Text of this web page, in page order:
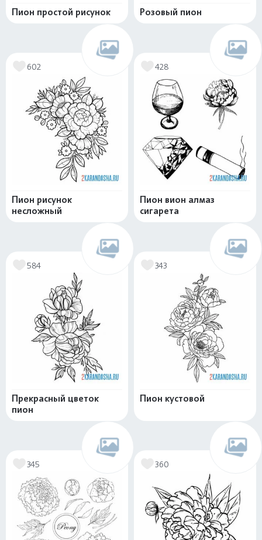
Пион простой рисунок Розовый пион
602
Пион рисунок
несложный
428
Пион вион алмаз
сигарета
584
Прекрасный цветок
пион
343
Пион кустовой
345 360